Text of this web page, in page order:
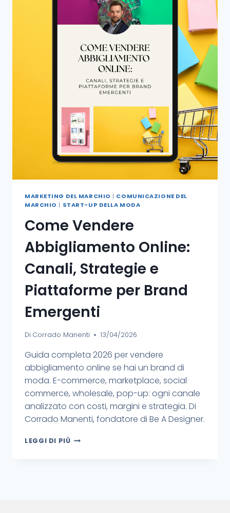
MARKETING DEL MARCHIO | COMUNICAZIONE DEL
MARCHIO | START-UP DELLA MODA
Come Vendere
Abbigliamento Online:
Canali, Strategie e
Piattaforme per Brand
Emergenti
Di Corrado Manenti 13/04/2026
Guida completa 2026 per vendere
abbigliamento online se hai un brand di
moda. E-commerce, marketplace, social
commerce, wholesale, pop-up: ogni canale
analizzato con costi, margini e strategia. Di
Corrado Manenti, fondatore di Be A Designer.
LEGGI DI PIÙ